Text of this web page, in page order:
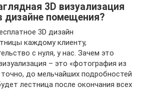
3D визуализация
дизайне помещения?
3D дизайн
каждому клиенту,
с нуля, у нас. Зачем это
– это «фотография из
до мельчайших подробностей
лестница после окончания всех